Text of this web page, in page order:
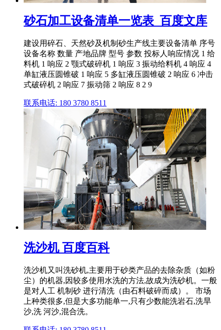
砂石加工设备清单一览表_百度文库
建设用碎石、天然砂及机制砂生产线主要设备清单 序号
设备名称 数量 产地品牌 型号 参数 投标人响应情况 1 给
料机 1 响应 2 颚式破碎机 1 响应 3 振动给料机 4 响应 4
单缸液压圆锥破 1 响应 5 多缸液压圆锥破 2 响应 6 冲击
式破碎机 2 响应 7 振动筛 2 响应 8 2 9
联系电话: 180 3780 8511
洗沙机 百度百科
洗沙机又叫洗砂机,主要用于砂类产品的去除杂质（如粉
尘）的机器,因较多使用水洗的方法,故成为洗砂机。一般
是对人工 机制砂 进行清洗（由石料破碎而成）。 市场
上种类很多,但是大多功能单一,只有少数能洗岩石,洗旱
沙,洗 河沙,混合洗。